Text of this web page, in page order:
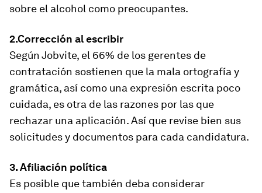
sobre el alcohol como preocupantes.
2.Corrección al escribir
Según Jobvite, el 66% de los gerentes de
contratación sostienen que la mala ortografía y
gramática, así como una expresión escrita poco
cuidada, es otra de las razones por las que
rechazar una aplicación. Así que revise bien sus
solicitudes y documentos para cada candidatura.
3. Afiliación política
Es posible que también deba considerar